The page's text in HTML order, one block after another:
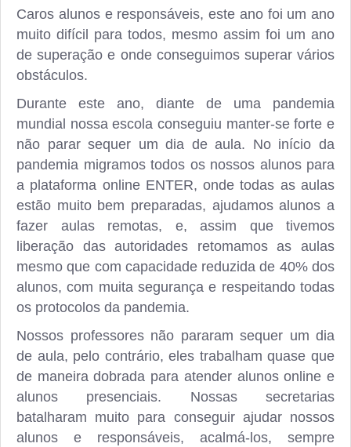
Caros alunos e responsáveis, este ano foi um ano
muito difícil para todos, mesmo assim foi um ano
de superação e onde conseguimos superar vários
obstáculos.
Durante este ano, diante de uma pandemia
mundial nossa escola conseguiu manter-se forte e
não parar sequer um dia de aula. No início da
pandemia migramos todos os nossos alunos para
a plataforma online ENTER, onde todas as aulas
estão muito bem preparadas, ajudamos alunos a
fazer aulas remotas, e, assim que tivemos
liberação das autoridades retomamos as aulas
mesmo que com capacidade reduzida de 40% dos
alunos, com muita segurança e respeitando todas
os protocolos da pandemia.
Nossos professores não pararam sequer um dia
de aula, pelo contrário, eles trabalham quase que
de maneira dobrada para atender alunos online e
alunos presenciais. Nossas secretarias
batalharam muito para conseguir ajudar nossos
alunos e responsáveis, acalmá-los, sempre